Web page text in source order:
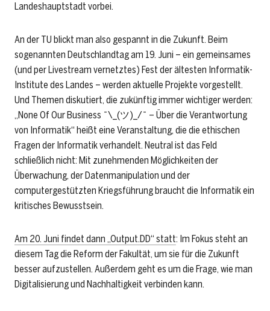
Landeshauptstadt vorbei.
An der TU blickt man also gespannt in die Zukunft. Beim
sogenannten Deutschlandtag am 19. Juni – ein gemeinsames
(und per Livestream vernetztes) Fest der ältesten Informatik-
Institute des Landes – werden aktuelle Projekte vorgestellt.
Und Themen diskutiert, die zukünftig immer wichtiger werden:
„None Of Our Business ¯\_(ツ)_/¯ – Über die Verantwortung
von Informatik“ heißt eine Veranstaltung, die die ethischen
Fragen der Informatik verhandelt. Neutral ist das Feld
schließlich nicht: Mit zunehmenden Möglichkeiten der
Überwachung, der Datenmanipulation und der
computergestützten Kriegsführung braucht die Informatik ein
kritisches Bewusstsein.
Am 20. Juni findet dann „Output.DD“ statt: Im Fokus steht an
diesem Tag die Reform der Fakultät, um sie für die Zukunft
besser aufzustellen. Außerdem geht es um die Frage, wie man
Digitalisierung und Nachhaltigkeit verbinden kann.